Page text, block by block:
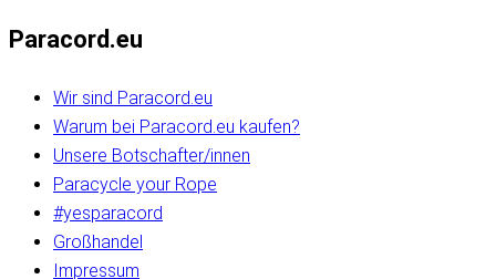
Paracord.eu
Wir sind Paracord.eu
Warum bei Paracord.eu kaufen?
Unsere Botschafter/innen
Paracycle your Rope
#yesparacord
Großhandel
Impressum